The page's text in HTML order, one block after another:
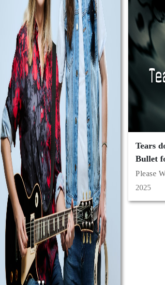
Tears
Bullet
Please
2025